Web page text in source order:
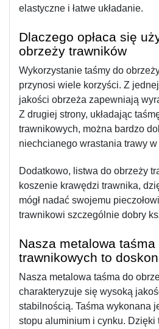
elastyczne i łatwe układanie.
Dlaczego opłaca się
obrzeży trawników
Wykorzystanie taśmy do
przynosi wiele korzyści. Z
jakości obrzeża zapewniają
Z drugiej strony, układając
trawnikowych, można bardzo
niechcianego wrastania trawy
Dodatkowo, listwa do obrzeży
koszenie krawędzi trawnika,
mógł nadać swojemu
trawnikowi szczególnie dobry
Nasza metalowa
trawnikowych to
Nasza metalowa taśma do
charakteryzuje się wysoką
stabilnością. Taśma wykonana
stopu aluminium i cynku. Dzięki